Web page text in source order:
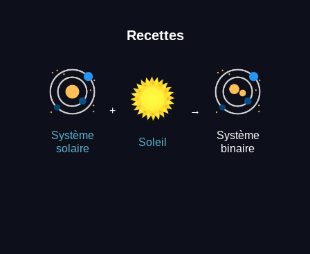
Recettes
Système
solaire
+
Soleil
→
Système
binaire